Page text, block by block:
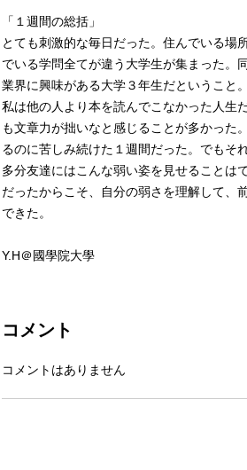
「１週間の総括」
とても刺激的な毎日だった。住んでいる場
でいる学問全てが違う大学生が集まった。
業界に興味がある大学３年生だということ。
私は他の人より本を読んでこなかった人生
も文章力が拙いなと感じることが多かった
るのに苦しみ続けた１週間だった。でもそ
多分友達にはこんな弱い姿を見せることは
だったからこそ、自分の弱さを理解して、
できた。
Y.H＠國學院大學
コメント
コメントはありません